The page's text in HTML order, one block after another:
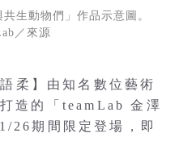
共生動物們」作品示意圖。
／來源
柔】由知名數位藝術
造的「teamLab 金澤
26期間限定登場，即